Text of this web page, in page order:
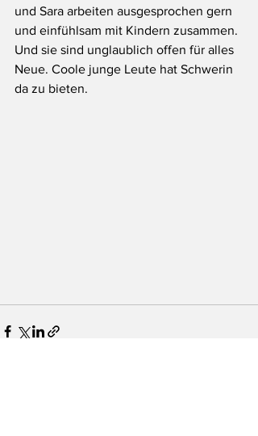
und Sara arbeiten ausgesprochen gern
und einfühlsam mit Kindern zusammen.
Und sie sind unglaublich offen für alles
Neue. Coole junge Leute hat Schwerin
da zu bieten.